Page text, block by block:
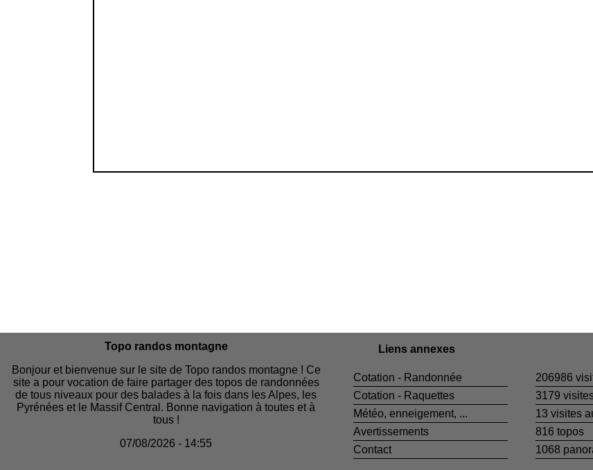
Topo randos montagne
Bonjour et bienvenue sur le site de Topo randos montagne ! Ce
site a pour vocation de faire partager des topos de randonnées
de tous niveaux pour des balades à la fois dans les Alpes, les
Pyrénées et le Massif Central. Bonne navigation à toutes et à
tous !
07/08/2026 - 14:55
Liens annexes
Cotation - Randonnée
Cotation - Raquettes
Météo, enneigement, ...
Avertissements
Contact
206986
3179
13 visites
816 topos
1068